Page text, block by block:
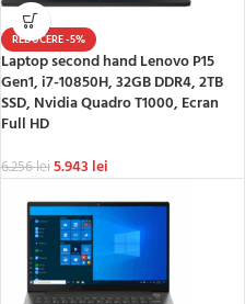
REDUCERE -5%
Laptop second hand Lenovo P15
Gen1, i7-10850H, 32GB DDR4, 2TB
SSD, Nvidia Quadro T1000, Ecran
Full HD
6.256lei5.943 lei